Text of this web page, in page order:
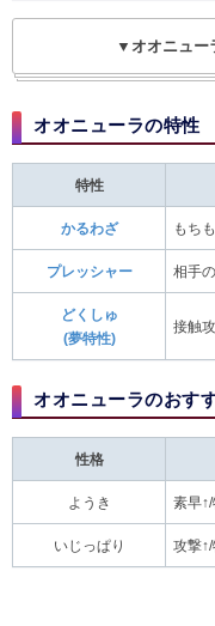
▼オオニュー
オオニューラの特性
特性
かるわざ もち
プレッシャー 相手
どくしゅ
(夢特性)
接触
オオニューラのおす
性格
ようき 素早↑/
いじっぱり 攻撃↑/